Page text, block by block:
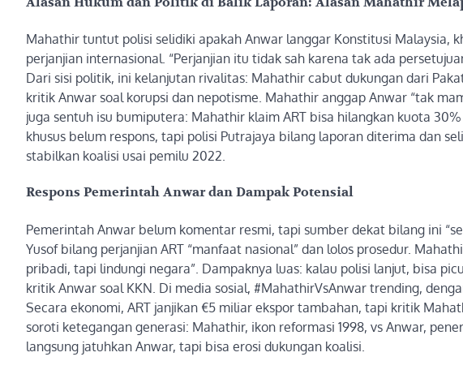
Mahathir tuntut polisi selidiki apakah Anwar langgar Konstitusi Malaysia,
perjanjian internasional. “Perjanjian itu tidak sah karena tak ada
Dari sisi politik, ini kelanjutan rivalitas: Mahathir cabut dukungan dari
kritik Anwar soal korupsi dan nepotisme. Mahathir anggap Anwar “tak
juga sentuh isu bumiputera: Mahathir klaim ART bisa hilangkan kuota
khusus belum respons, tapi polisi Putrajaya bilang laporan diterima dan
stabilkan koalisi usai pemilu 2022.
Respons Pemerintah Anwar dan Dampak Potensial
Pemerintah Anwar belum komentar resmi, tapi sumber dekat bilang ini
Yusof bilang perjanjian ART “manfaat nasional” dan lolos prosedur.
pribadi, tapi lindungi negara”. Dampaknya luas: kalau polisi lanjut, bisa
kritik Anwar soal KKN. Di media sosial, #MahathirVsAnwar trending,
Secara ekonomi, ART janjikan €5 miliar ekspor tambahan, tapi kritik
soroti ketegangan generasi: Mahathir, ikon reformasi 1998, vs Anwar,
langsung jatuhkan Anwar, tapi bisa erosi dukungan koalisi.